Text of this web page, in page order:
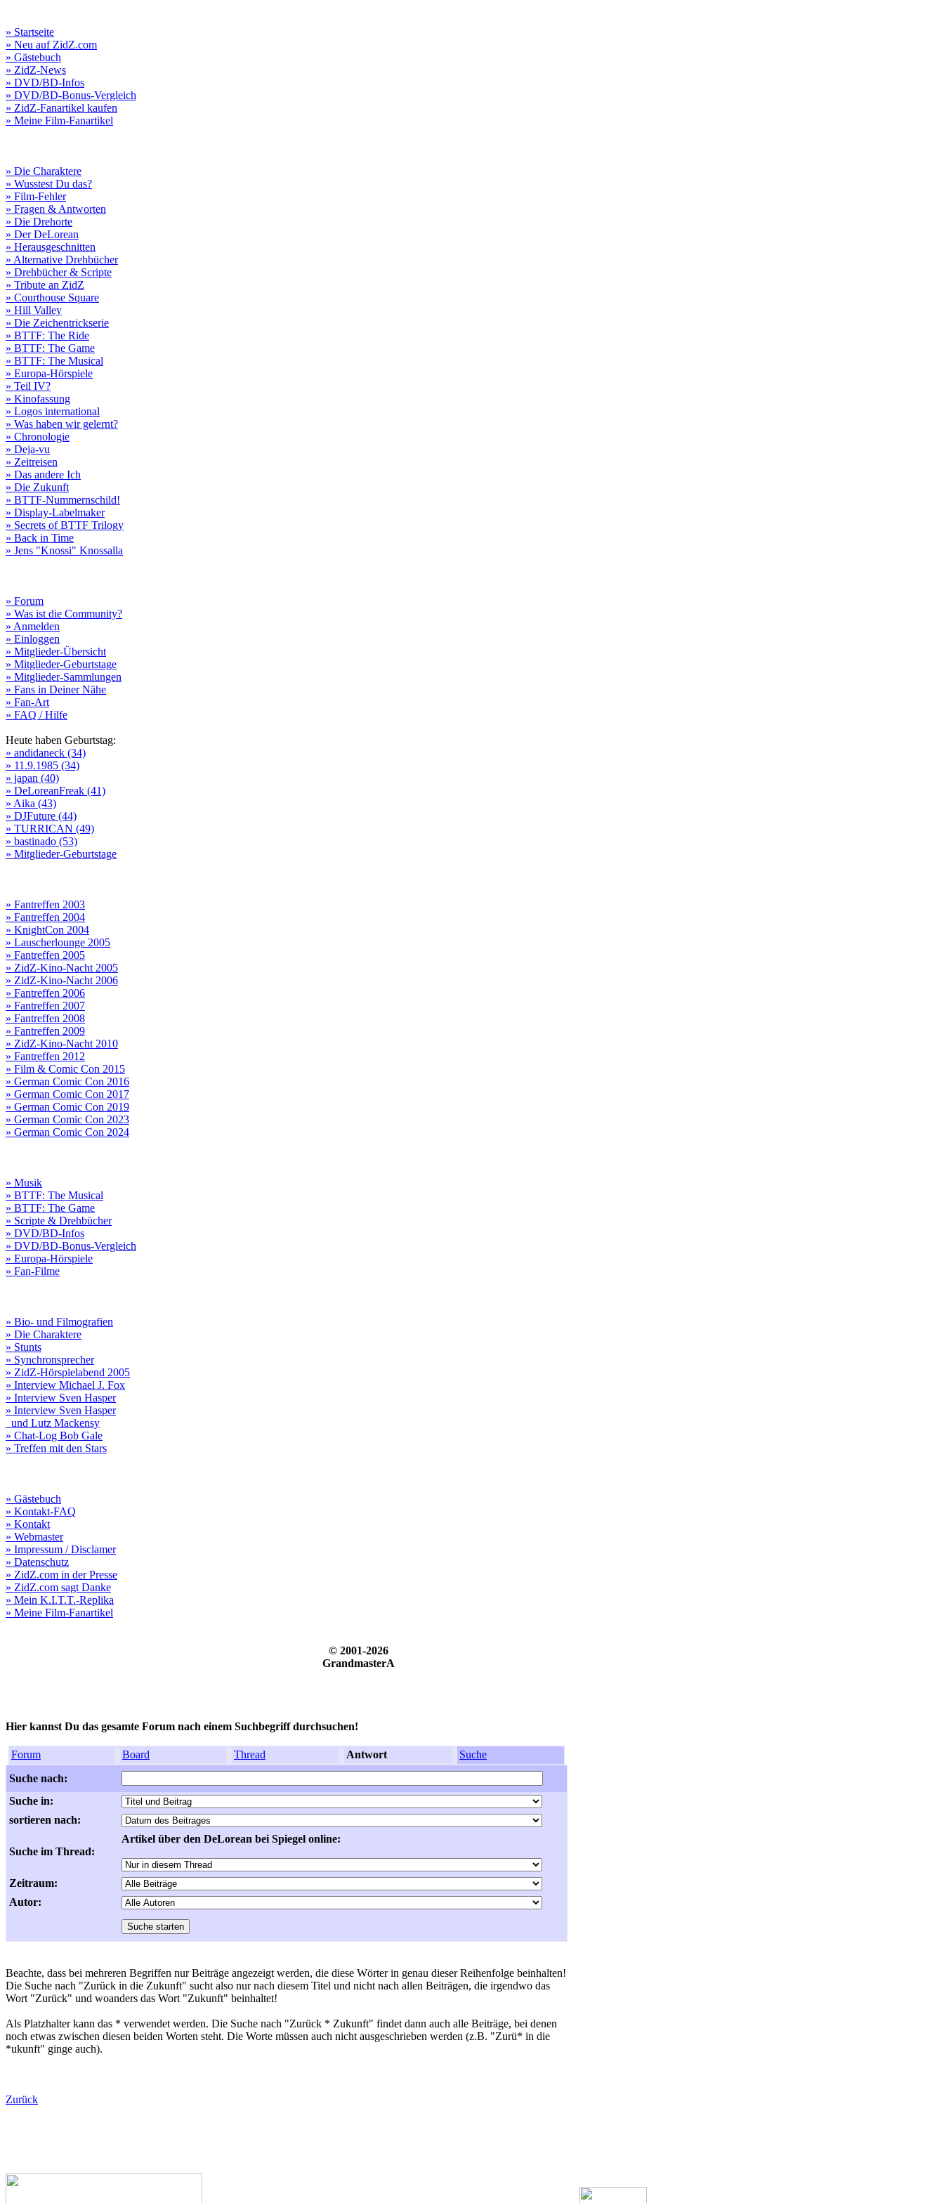
» Startseite
» Neu auf ZidZ.com
» Gästebuch
» ZidZ-News
» DVD/BD-Infos
» DVD/BD-Bonus-Vergleich
» ZidZ-Fanartikel kaufen
» Meine Film-Fanartikel
» Die Charaktere
» Wusstest Du das?
» Film-Fehler
» Fragen & Antworten
» Die Drehorte
» Der DeLorean
» Herausgeschnitten
» Alternative Drehbücher
» Drehbücher & Scripte
» Tribute an ZidZ
» Courthouse Square
» Hill Valley
» Die Zeichentrickserie
» BTTF: The Ride
» BTTF: The Game
» BTTF: The Musical
» Europa-Hörspiele
» Teil IV?
» Kinofassung
» Logos international
» Was haben wir gelernt?
» Chronologie
» Deja-vu
» Zeitreisen
» Das andere Ich
» Die Zukunft
» BTTF-Nummernschild!
» Display-Labelmaker
» Secrets of BTTF Trilogy
» Back in Time
» Jens "Knossi" Knossalla
» Forum
» Was ist die Community?
» Anmelden
» Einloggen
» Mitglieder-Übersicht
» Mitglieder-Geburtstage
» Mitglieder-Sammlungen
» Fans in Deiner Nähe
» Fan-Art
» FAQ / Hilfe
Heute haben Geburtstag:
» andidaneck (34)
» 11.9.1985 (34)
» japan (40)
» DeLoreanFreak (41)
» Aika (43)
» DJFuture (44)
» TURRICAN (49)
» bastinado (53)
» Mitglieder-Geburtstage
» Fantreffen 2003
» Fantreffen 2004
» KnightCon 2004
» Lauscherlounge 2005
» Fantreffen 2005
» ZidZ-Kino-Nacht 2005
» ZidZ-Kino-Nacht 2006
» Fantreffen 2006
» Fantreffen 2007
» Fantreffen 2008
» Fantreffen 2009
» ZidZ-Kino-Nacht 2010
» Fantreffen 2012
» Film & Comic Con 2015
» German Comic Con 2016
» German Comic Con 2017
» German Comic Con 2019
» German Comic Con 2023
» German Comic Con 2024
» Musik
» BTTF: The Musical
» BTTF: The Game
» Scripte & Drehbücher
» DVD/BD-Infos
» DVD/BD-Bonus-Vergleich
» Europa-Hörspiele
» Fan-Filme
» Bio- und Filmografien
» Die Charaktere
» Stunts
» Synchronsprecher
» ZidZ-Hörspielabend 2005
» Interview Michael J. Fox
» Interview Sven Hasper
» Interview Sven Hasper
und Lutz Mackensy
» Chat-Log Bob Gale
» Treffen mit den Stars
» Gästebuch
» Kontakt-FAQ
» Kontakt
» Webmaster
» Impressum / Disclamer
» Datenschutz
» ZidZ.com in der Presse
» ZidZ.com sagt Danke
» Mein K.I.T.T.-Replika
» Meine Film-Fanartikel
© 2001-2026
GrandmasterA
Hier kannst Du das gesamte Forum nach einem Suchbegriff durchsuchen!
Forum Board Thread Antwort
Suche
Suche nach:
Suche in:
sortieren nach:
Suche im Thread:
Artikel über den DeLorean bei Spiegel online:
Zeitraum:
Autor:
Beachte, dass bei mehreren Begriffen nur Beiträge angezeigt werden, die diese Wörter in genau dieser Reihenfolge beinhalten!
Die Suche nach "Zurück in die Zukunft" sucht also nur nach diesem Titel und nicht nach allen Beiträgen, die irgendwo das
Wort "Zurück" und woanders das Wort "Zukunft" beinhaltet!
Als Platzhalter kann das * verwendet werden. Die Suche nach "Zurück * Zukunft" findet dann auch alle Beiträge, bei denen
noch etwas zwischen diesen beiden Worten steht. Die Worte müssen auch nicht ausgeschrieben werden (z.B. "Zurü* in die
*ukunft" ginge auch).
Zurück